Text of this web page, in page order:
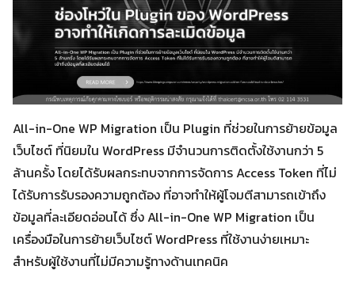
All-in-One WP Migration เป็น Plugin ที่ช่วยในการย้ายข้อมูล
เว็บไซต์ ที่นิยมใน WordPress มีจำนวนการติดตั้งใช้งานกว่า 5
ล้านครั้ง โดยได้รับผลกระทบจากการจัดการ Access Token ที่ไม่
ได้รับการรับรองความถูกต้อง ที่อาจทำให้ผู้โจมตีสามารถเข้าถึง
ข้อมูลที่ละเอียดอ่อนได้ ซึ่ง All-in-One WP Migration เป็น
เครื่องมือในการย้ายเว็บไซต์ WordPress ที่ใช้งานง่ายเหมาะ
สำหรับผู้ใช้งานที่ไม่มีความรู้ทางด้านเทคนิค